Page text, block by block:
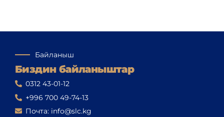
Байланыш
Биздин байланыштар
0312 43-01-12
+996 700 49-74-13
Почта: info@slc.kg